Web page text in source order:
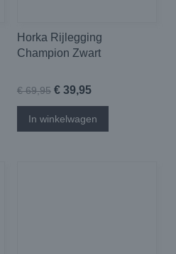
Horka Rijlegging
Champion Zwart
€ 69,95 € 39,95
In winkelwagen